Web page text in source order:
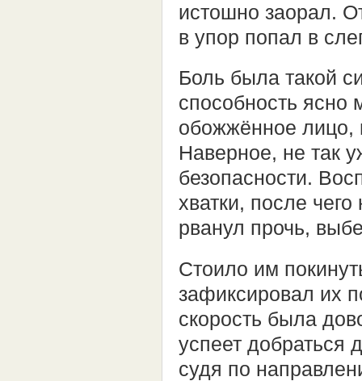
истошно заорал.
в упор попал в
Боль была такой
способность ясно
обожжённое лицо,
Наверное, не так
безопасности.
хватки, после
рванул прочь,
Стоило им
зафиксировал их
скорость была
успеет
судя по